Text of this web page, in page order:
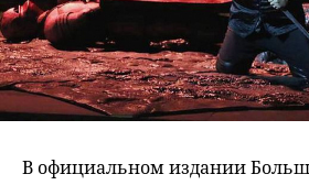
В официальном издании